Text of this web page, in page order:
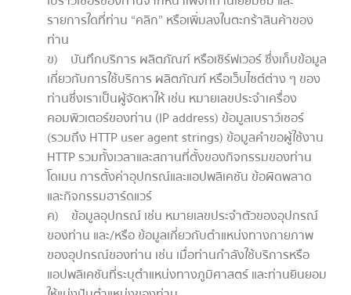
รายการใดที่ท่าน “คลิก” หรือเพิ่มลงในตะกร้าสินค้าของ
ท่าน
ข) บันทึกบริการ ผลิตภัณฑ์ หรือเซิร์ฟเวอร์ ซึ่งเก็บข้อมูล
เกี่ยวกับการใช้บริการ ผลิตภัณฑ์ หรือเว็บไซต์ต่าง ๆ ของ
ท่านซึ่งเราเป็นผู้จัดหาให้ เช่น หมายเลขประจำเครื่อง
คอมพิวเตอร์ของท่าน (IP address) ข้อมูลเบราว์เซอร์
(รวมถึง HTTP user agent strings) ข้อมูลคำขอผู้ใช้งาน
HTTP รวมทั้งเวลาและสถานที่ตั้งของกิจกรรมของท่าน
โดเมน การตั้งค่าอุปกรณ์และแอปพลิเคชัน ข้อผิดพลาด
และกิจกรรมฮาร์ดแวร์
ค) ข้อมูลอุปกรณ์ เช่น หมายเลขประจำตัวของอุปกรณ์
ของท่าน และ/หรือ ข้อมูลเกี่ยวกับตำแหน่งทางกายภาพ
ของอุปกรณ์ของท่าน เช่น เมื่อท่านกำลังใช้บริการหรือ
แอปพลิเคชันที่ระบุตำแหน่งทางภูมิศาสตร์ และท่านยินยอม